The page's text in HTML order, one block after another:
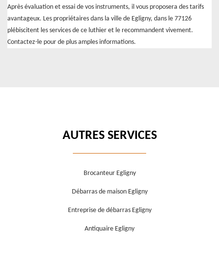
Après évaluation et essai de vos instruments, il vous proposera des tarifs
avantageux. Les propriétaires dans la ville de Egligny, dans le 77126
plébiscitent les services de ce luthier et le recommandent vivement.
Contactez-le pour de plus amples informations.
AUTRES SERVICES
Brocanteur Egligny
Débarras de maison Egligny
Entreprise de débarras Egligny
Antiquaire Egligny